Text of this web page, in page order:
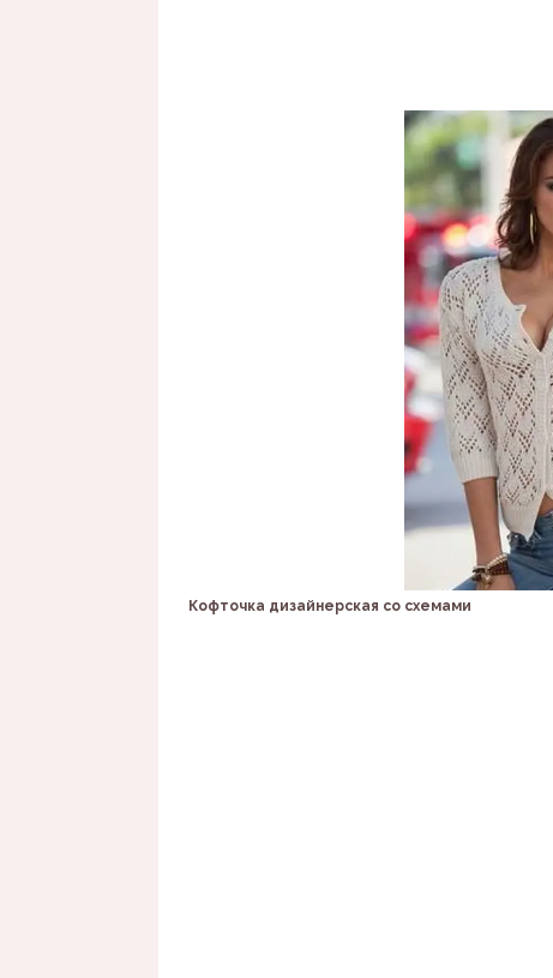
Кофточка дизайнерская со схемами